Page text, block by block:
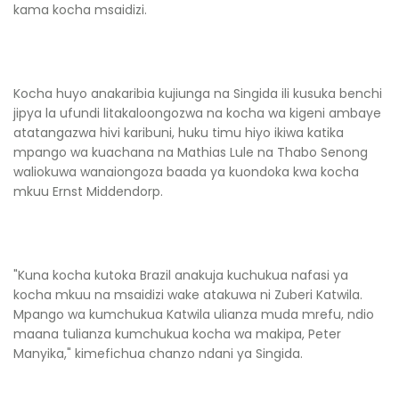
kama kocha msaidizi.
Kocha huyo anakaribia kujiunga na Singida ili kusuka benchi
jipya la ufundi litakaloongozwa na kocha wa kigeni ambaye
atatangazwa hivi karibuni, huku timu hiyo ikiwa katika
mpango wa kuachana na Mathias Lule na Thabo Senong
waliokuwa wanaiongoza baada ya kuondoka kwa kocha
mkuu Ernst Middendorp.
"Kuna kocha kutoka Brazil anakuja kuchukua nafasi ya
kocha mkuu na msaidizi wake atakuwa ni Zuberi Katwila.
Mpango wa kumchukua Katwila ulianza muda mrefu, ndio
maana tulianza kumchukua kocha wa makipa, Peter
Manyika," kimefichua chanzo ndani ya Singida.